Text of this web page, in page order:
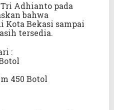
Adhianto pada
bahwa
Kota Bekasi sampai
tersedia.
:
450 Botol